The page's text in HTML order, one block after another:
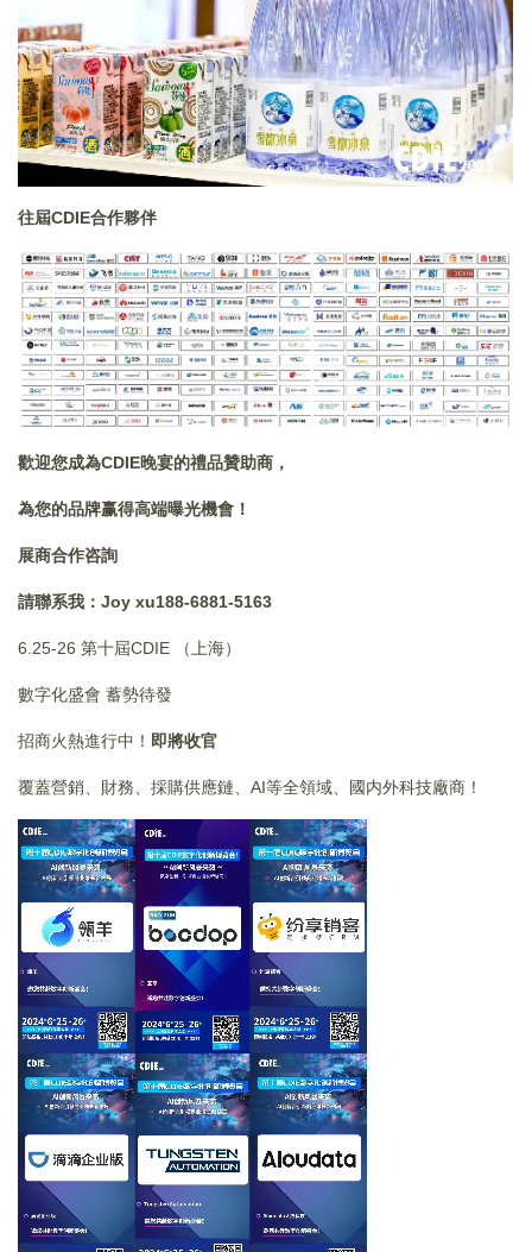
往屆CDIE合作夥伴
歡迎您成為CDIE晚宴的禮品贊助商，
為您的品牌赢得高端曝光機會！
展商合作咨詢
請聯系我： Joy xu188-6881-5163
6.25-26 第十屆CDIE （上海）
數字化盛會 蓄勢待發
招商火熱進行中！ 即將收官
覆蓋營銷、財務、採購供應鏈、AI等全領域、國内外科技廠商！